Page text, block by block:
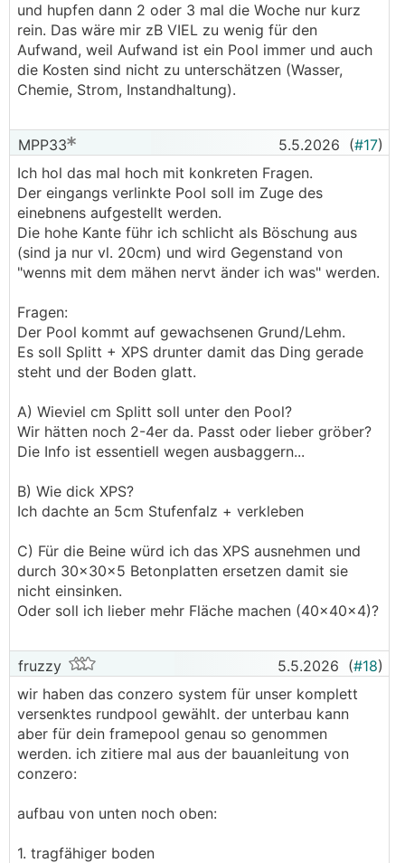
und hupfen dann 2 oder 3 mal die Woche nur kurz
rein. Das wäre mir zB VIEL zu wenig für den
Aufwand, weil Aufwand ist ein Pool immer und auch
die Kosten sind nicht zu unterschätzen (Wasser,
Chemie, Strom, Instandhaltung).
MPP33 5.5.2026 (#17)
Ich hol das mal hoch mit konkreten Fragen.
Der eingangs verlinkte Pool soll im Zuge des
einebnens aufgestellt werden.
Die hohe Kante führ ich schlicht als Böschung aus
(sind ja nur vl. 20cm) und wird Gegenstand von
"wenns mit dem mähen nervt änder ich was" werden.
Fragen:
Der Pool kommt auf gewachsenen Grund/Lehm.
Es soll Splitt + XPS drunter damit das Ding gerade
steht und der Boden glatt.
A) Wieviel cm Splitt soll unter den Pool?
Wir hätten noch 2-4er da. Passt oder lieber gröber?
Die Info ist essentiell wegen ausbaggern...
B) Wie dick XPS?
Ich dachte an 5cm Stufenfalz + verkleben
C) Für die Beine würd ich das XPS ausnehmen und
durch 30x30x5 Betonplatten ersetzen damit sie
nicht einsinken.
Oder soll ich lieber mehr Fläche machen (40x40x4)?
fruzzy 5.5.2026 (#18)
wir haben das conzero system für unser komplett
versenktes rundpool gewählt. der unterbau kann
aber für dein framepool genau so genommen
werden. ich zitiere mal aus der bauanleitung von
conzero:
aufbau von unten noch oben:
1. tragfähiger boden